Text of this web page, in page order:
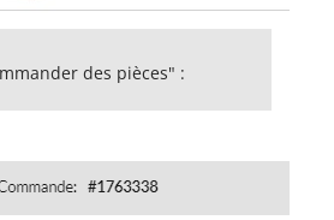
des pièces" :